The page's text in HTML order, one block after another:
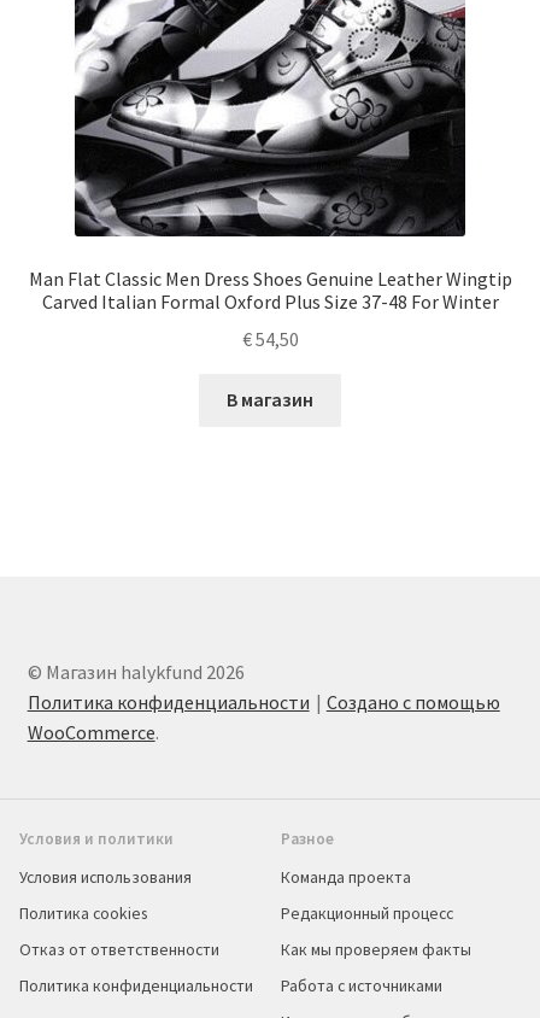
Man Flat Classic Men Dress Shoes Genuine Leather Wingtip
Carved Italian Formal Oxford Plus Size 37-48 For Winter
€54,50
В магазин
© Магазин halykfund 2026
Политика конфиденциальности
Создано с помощью
WooCommerce.
Условия и политики
Условия использования
Политика cookies
Отказ от ответственности
Политика конфиденциальности
Разное
Команда проекта
Редакционный процесс
Как мы проверяем факты
Работа с источниками